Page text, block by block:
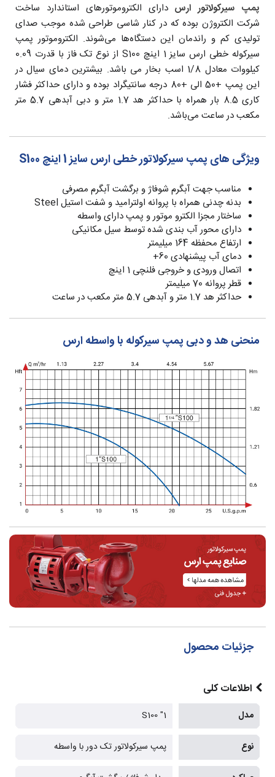
پمپ سیرکولاتور ارس دارای الکتروموتورهای استاندارد ساخت
شرکت الکتروژن بوده که در کنار شاسی طراحی شده موجب صدای
تولیدی کم و راندمان این دستگاه‌ها می‌شوند. الکتروموتور پمپ
سیرکوله خطی ارس سایز 1 اینچ S100 از نوع تک فاز با قدرت 0.09
کیلووات معادل 1/8 اسب بخار می باشد. بیشترین دمای سیال در
این پمپ +50 الی +80 درجه سانتیگراد بوده و دارای حداکثر فشار
کاری 8.5 بار همراه با حداکثر هد 1.7 متر و دبی آبدهی 5.7 متر
مکعب در ساعت می‌باشد.
ویژگی های پمپ سیرکولاتور خطی ارس سایز 1 اینچ S100
مناسب جهت آبگرم شوفاژ و برگشت آبگرم مصرفی
بدنه چدنی همراه با پروانه اولترامید و شفت استیل Steel
ساختار مجزا الکترو موتور و پمپ دارای واسطه
دارای محور آب بندی شده توسط سیل مکانیکی
ارتفاع محفظه 164 میلیمتر
دمای آب پیشنهادی 60+
اتصال ورودی و خروجی فلنچی 1 اینچ
قطر پروانه 70 میلیمتر
حداکثر هد 1.7 متر و آبدهی 5.7 متر مکعب در ساعت
منحنی هد و دبی پمپ سیرکوله با واسطه ارس
جزئیات محصول
اطلاعات کلی
مدل 1" S100
نوع پمپ سیرکولاتور تک دور با واسطه